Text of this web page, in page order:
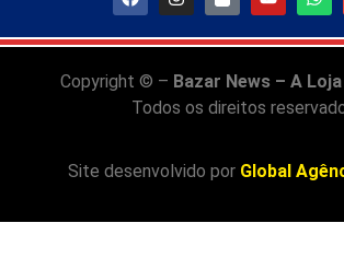
Copyright © – Bazar News – A
Todos os direitos
Site desenvolvido por Global